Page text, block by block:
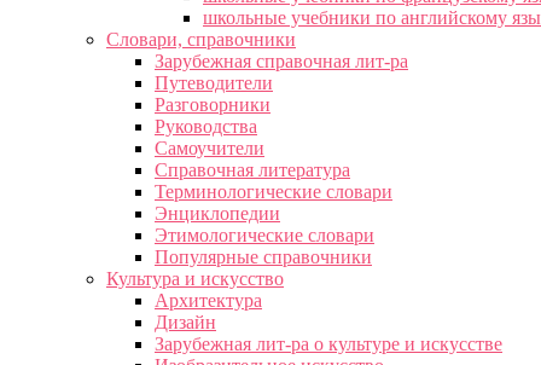
школьные учебники по английскому
Словари, справочники
Зарубежная справочная лит-ра
Путеводители
Разговорники
Руководства
Самоучители
Справочная литература
Терминологические словари
Энциклопедии
Этимологические словари
Популярные справочники
Культура и искусство
Архитектура
Дизайн
Зарубежная лит-ра о культуре и искусстве